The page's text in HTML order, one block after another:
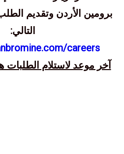
برومين الأردن وتقديم
التالي:
careers/
آخر موعد لاستلام الطلبات هو 25 ايلول